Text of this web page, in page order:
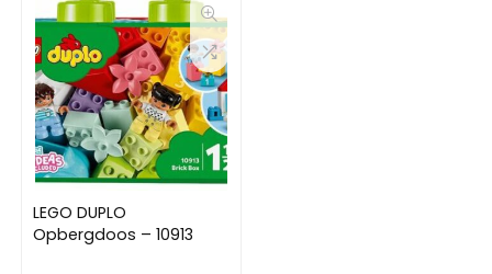
LEGO DUPLO
Opbergdoos – 10913